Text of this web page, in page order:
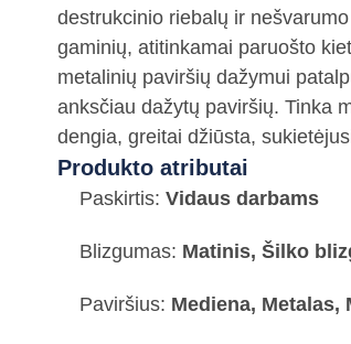
destrukcinio riebalų ir
gaminių, atitinkamai paruošto
metalinių paviršių dažymui
anksčiau dažytų paviršių. Tinka
dengia, greitai džiūsta,
Produkto atributai
Paskirtis: Vidaus darbams
Blizgumas: Matinis, Šilko
Paviršius: Mediena,